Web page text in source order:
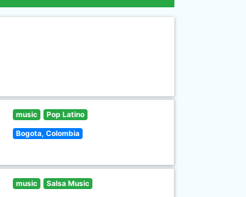
music Pop Latino
Bogota, Colombia
music Salsa Music